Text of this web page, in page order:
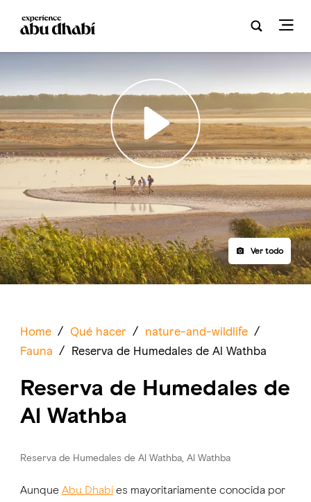
Play
Ver todo
Home / Qué hacer / nature-and-wildlife /
Fauna / Reserva de Humedales de Al Wathba
Reserva de Humedales de
Al Wathba
Reserva de Humedales de Al Wathba, Al Wathba
Aunque Abu Dhabies mayoritariamente conocida por